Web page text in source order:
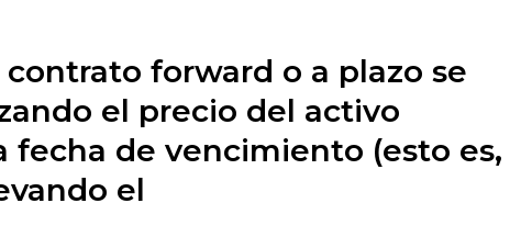
forward o a plazo se
el precio del activo
fecha de vencimiento (esto es,
el